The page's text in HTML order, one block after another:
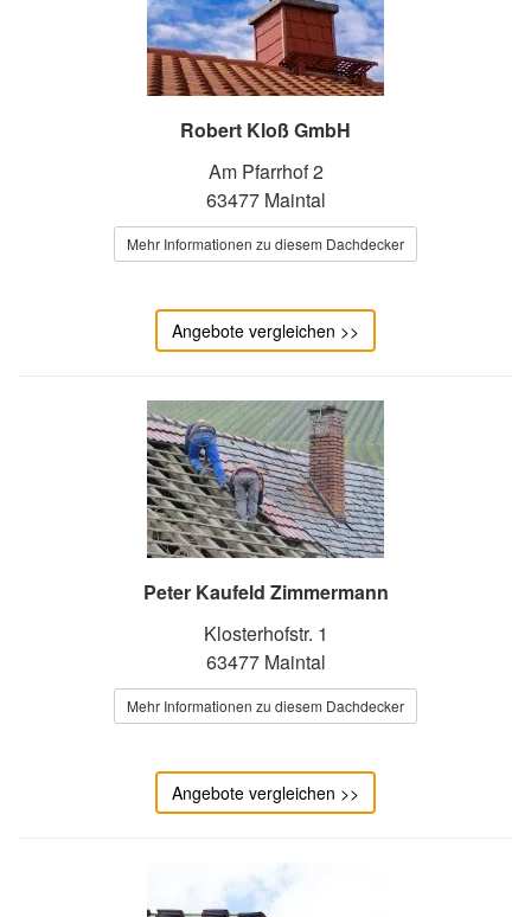
Robert Kloß GmbH
Am Pfarrhof 2
63477 Maintal
Mehr Informationen zu diesem Dachdecker
Angebote vergleichen >>
Peter Kaufeld Zimmermann
Klosterhofstr. 1
63477 Maintal
Mehr Informationen zu diesem Dachdecker
Angebote vergleichen >>